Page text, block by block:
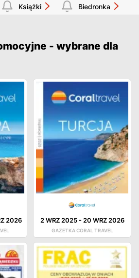
Książki Biedronka
- wybrane dla
2026 2 WRZ 2025- 20 WRZ 2026
GAZETKA CORAL TRAVEL